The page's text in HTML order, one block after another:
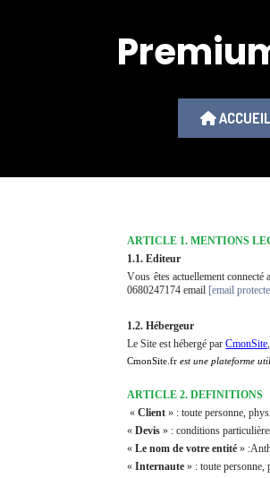
ACCUEIL
ARTICLE 1. MENTIONS
1.1. Editeur
Vous êtes actuellement connecté
0680247174 email [email
1.2. Hébergeur
Le Site est hébergé parCmonSite
CmonSite.frest une plateforme
ARTICLE 2. DEFINITIONS
«Client» : toute personne,
«Devis » : conditions
«Le nom de votre entité »
«Internaute » : toute personne,